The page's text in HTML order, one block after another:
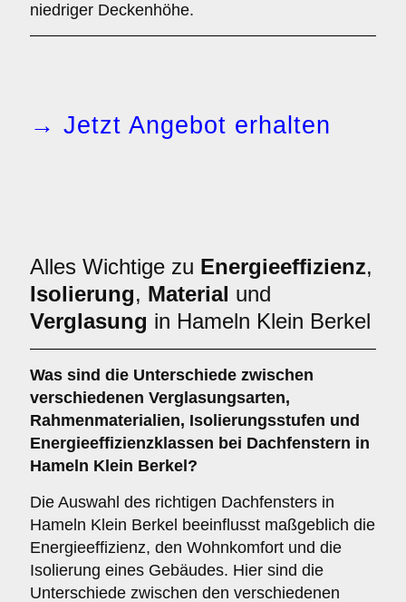
niedriger Deckenhöhe.
→ Jetzt Angebot erhalten
Alles Wichtige zu Energieeffizienz,
Isolierung, Material und
Verglasung in Hameln Klein Berkel
Was sind die Unterschiede zwischen
verschiedenen Verglasungsarten,
Rahmenmaterialien, Isolierungsstufen und
Energieeffizienzklassen bei Dachfenstern in
Hameln Klein Berkel?
Die Auswahl des richtigen Dachfensters in
Hameln Klein Berkel beeinflusst maßgeblich die
Energieeffizienz, den Wohnkomfort und die
Isolierung eines Gebäudes. Hier sind die
Unterschiede zwischen den verschiedenen